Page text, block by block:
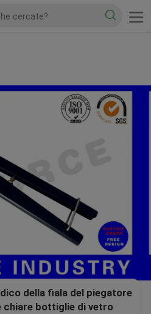
della fiala del piegatore
chiare bottiglie di vetro